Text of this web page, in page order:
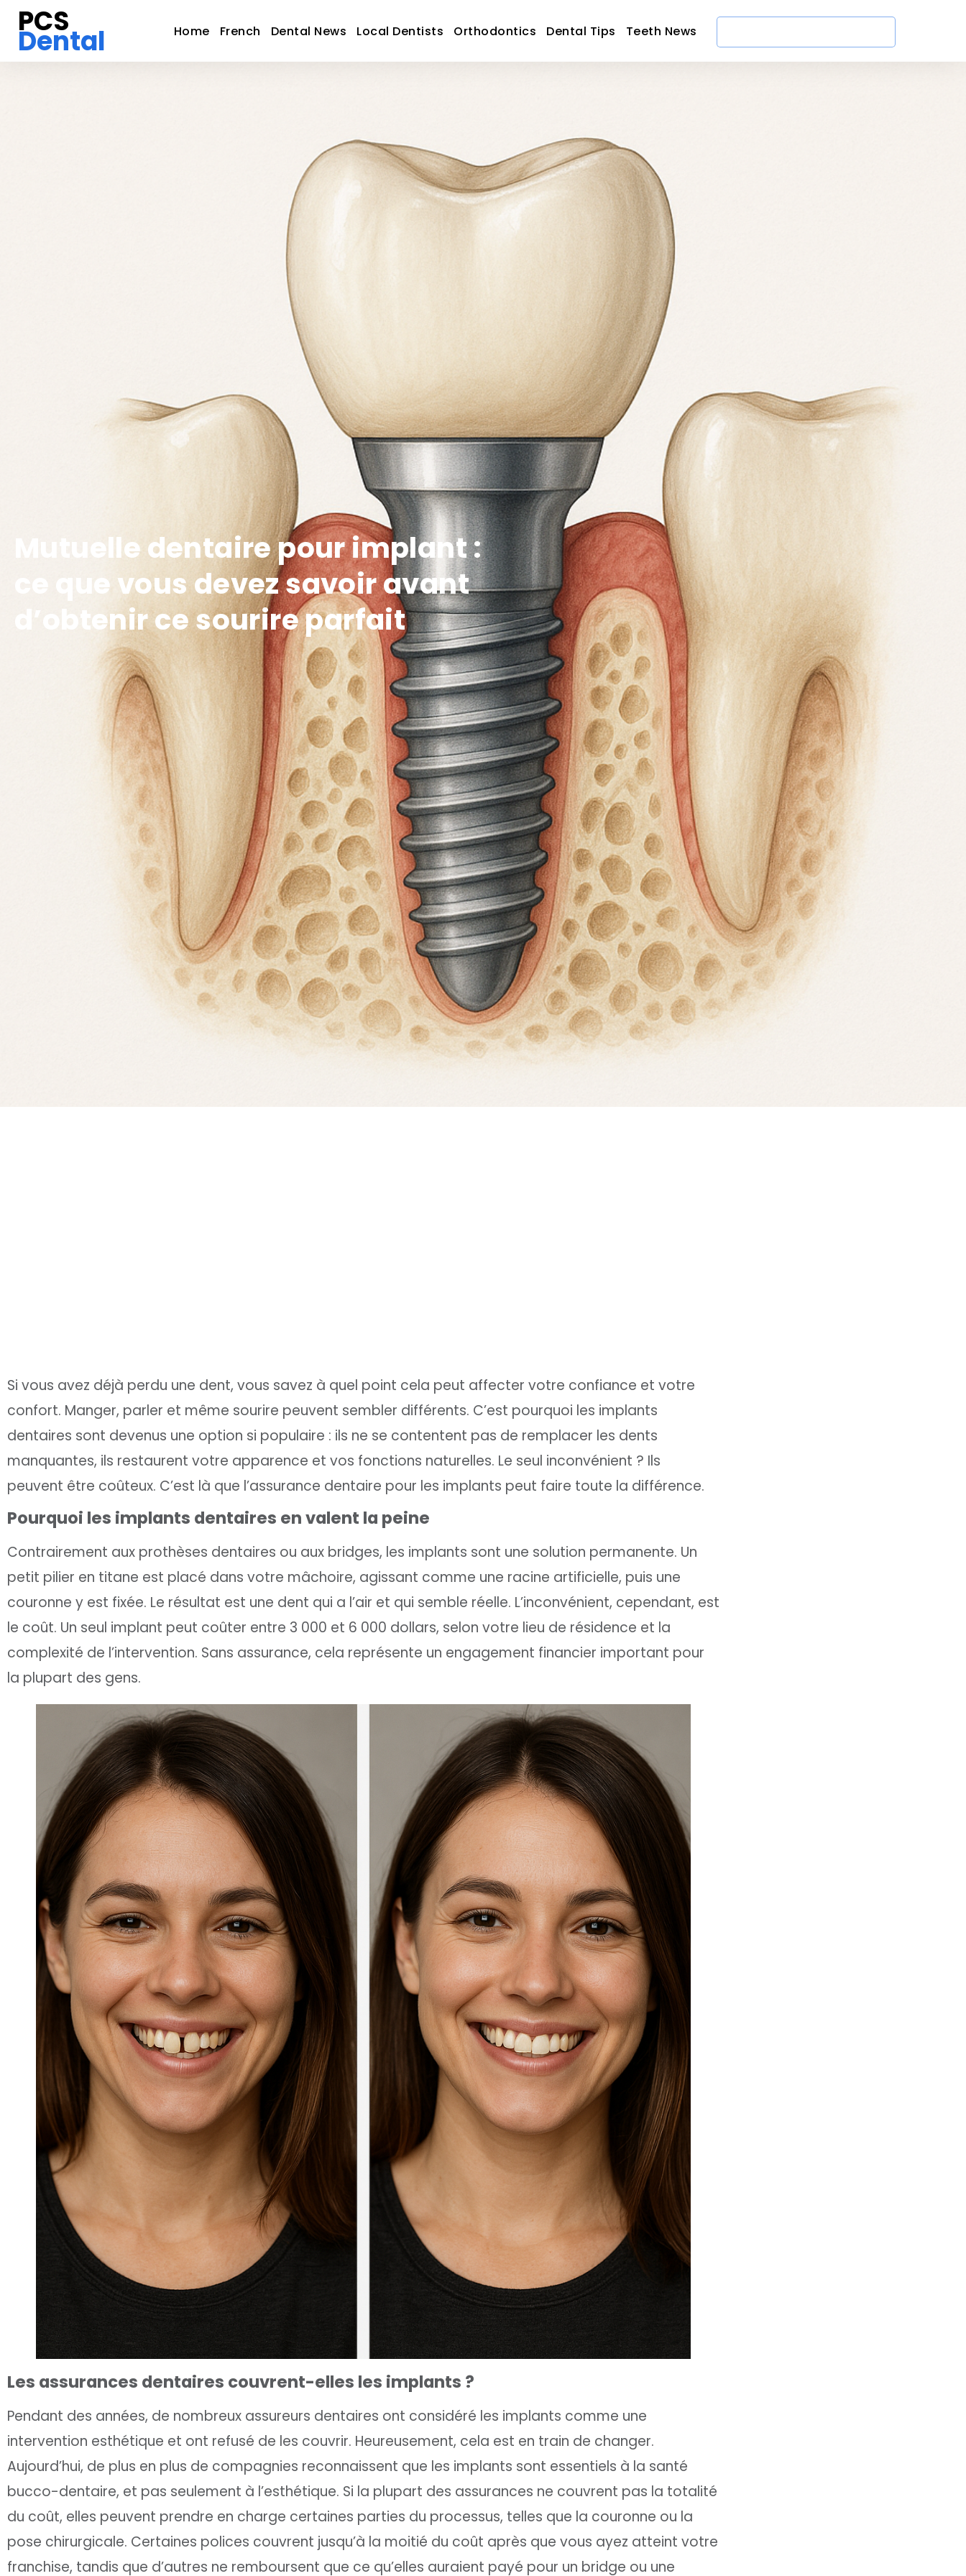
PCS
Dental Home French Dental News Local Dentists Orthodontics Dental Tips Teeth News
Mutuelle dentaire pour implant :
ce que vous devez savoir avant
d’obtenir ce sourire parfait
Si vous avez déjà perdu une dent, vous savez à quel point cela peut affecter votre confiance et votre
confort. Manger, parler et même sourire peuvent sembler différents. C’est pourquoi les implants
dentaires sont devenus une option si populaire : ils ne se contentent pas de remplacer les dents
manquantes, ils restaurent votre apparence et vos fonctions naturelles. Le seul inconvénient ? Ils
peuvent être coûteux. C’est là que l’assurance dentaire pour les implants peut faire toute la différence.
Pourquoi les implants dentaires en valent la peine
Contrairement aux prothèses dentaires ou aux bridges, les implants sont une solution permanente. Un
petit pilier en titane est placé dans votre mâchoire, agissant comme une racine artificielle, puis une
couronne y est fixée. Le résultat est une dent qui a l’air et qui semble réelle. L’inconvénient, cependant, est
le coût. Un seul implant peut coûter entre 3 000 et 6 000 dollars, selon votre lieu de résidence et la
complexité de l’intervention. Sans assurance, cela représente un engagement financier important pour
la plupart des gens.
Les assurances dentaires couvrent-elles les implants ?
Pendant des années, de nombreux assureurs dentaires ont considéré les implants comme une
intervention esthétique et ont refusé de les couvrir. Heureusement, cela est en train de changer.
Aujourd’hui, de plus en plus de compagnies reconnaissent que les implants sont essentiels à la santé
bucco-dentaire, et pas seulement à l’esthétique. Si la plupart des assurances ne couvrent pas la totalité
du coût, elles peuvent prendre en charge certaines parties du processus, telles que la couronne ou la
pose chirurgicale. Certaines polices couvrent jusqu’à la moitié du coût après que vous ayez atteint votre
franchise, tandis que d’autres ne remboursent que ce qu’elles auraient payé pour un bridge ou une